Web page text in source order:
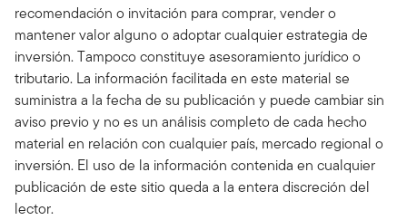
recomendación o invitación para comprar, vender o
mantener valor alguno o adoptar cualquier estrategia de
inversión. Tampoco constituye asesoramiento jurídico o
tributario. La información facilitada en este material se
suministra a la fecha de su publicación y puede cambiar sin
aviso previo y no es un análisis completo de cada hecho
material en relación con cualquier país, mercado regional o
inversión. El uso de la información contenida en cualquier
publicación de este sitio queda a la entera discreción del
lector.